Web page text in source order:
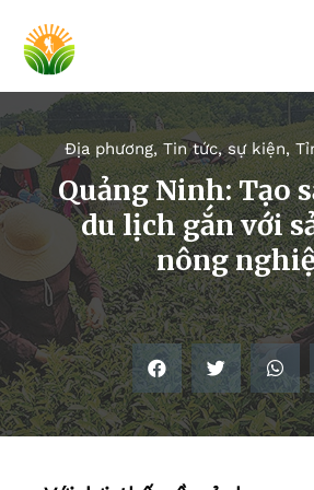
Địa phương,Tin tức, sự kiện,
Quảng Ninh: Tạo
du lịch gắn với
nông